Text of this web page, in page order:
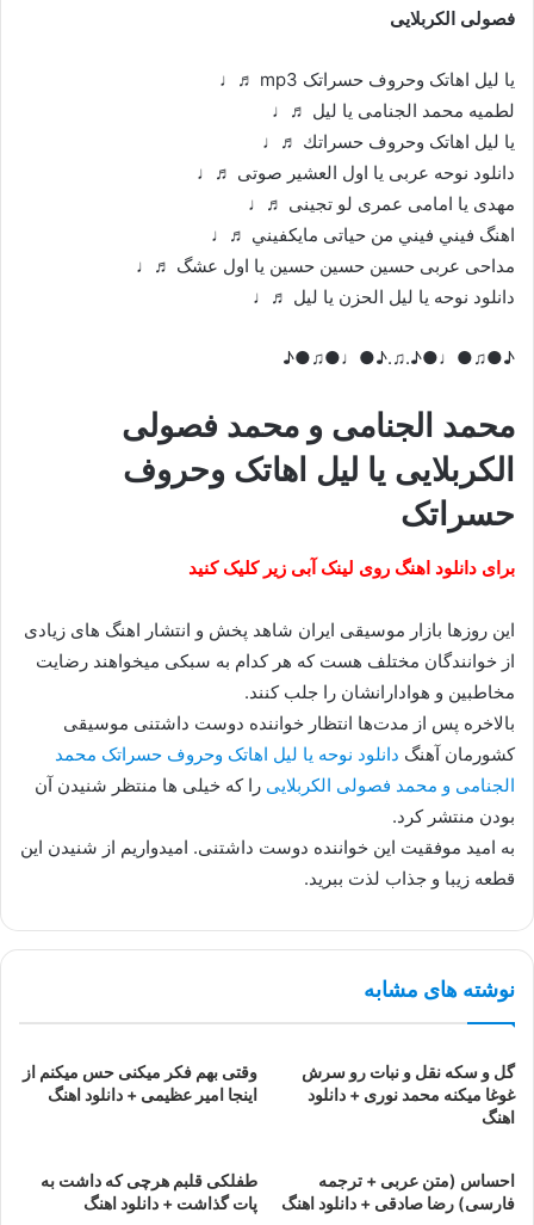
فصولی الكربلایی
یا لیل اهاتک وحروف حسراتک mp3 ♬♩
لطمیه محمد الجنامی یا لیل ♬♩
يا ليل اهاتک وحروف حسراتك ♬♩
دانلود نوحه عربی یا اول العشیر صوتی ♬♩
مهدی یا امامی عمری لو تجینی ♬♩
اهنگ فيني فيني من حیاتی مايكفيني ♬♩
مداحی عربی حسین حسین حسین یا اول عشگ ♬♩
دانلود نوحه یا لیل الحزن یا لیل ♬♩
♪●♫●♩●♪.♫.♪●♩●♫●♪
محمد الجنامی و محمد فصولی
الكربلایی يا ليل اهاتک وحروف
حسراتک
برای دانلود اهنگ روی لینک آبی زیر کلیک کنید
این روزها بازار موسیقی ایران شاهد پخش و انتشار اهنگ های زیادی
از خوانندگان مختلف هست که هر کدام به سبکی میخواهند رضایت
مخاطبین و هوادارانشان را جلب کنند.
بالاخره پس از مدت‌ها انتظار خواننده دوست داشتنی موسیقی
کشورمان آهنگ دانلود نوحه يا ليل اهاتک وحروف حسراتک محمد
الجنامی و محمد فصولی الكربلایی را که خیلی ها منتظر شنیدن آن
بودن منتشر کرد.
به امید موفقیت این خواننده دوست داشتنی. امیدواریم از شنیدن این
قطعه زیبا و جذاب لذت ببرید.
نوشته های مشابه
گل و سکه نقل و نبات رو سرش
غوغا میکنه محمد نوری + دانلود
اهنگ
وقتی بهم فکر میکنی حس میکنم از
اینجا امیر عظیمی + دانلود اهنگ
احساس (متن عربی + ترجمه
فارسی) رضا صادقی + دانلود اهنگ
طفلکی قلبم هرچی که داشت به
پات گذاشت + دانلود اهنگ